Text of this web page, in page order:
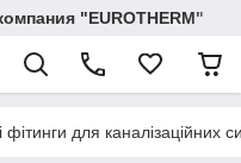
"EUROTHERM"
фітинги для каналізаційних